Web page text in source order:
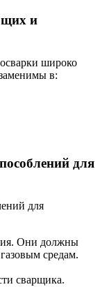
и
широко
в:
для
для
Они должны
средам.
сварщика.